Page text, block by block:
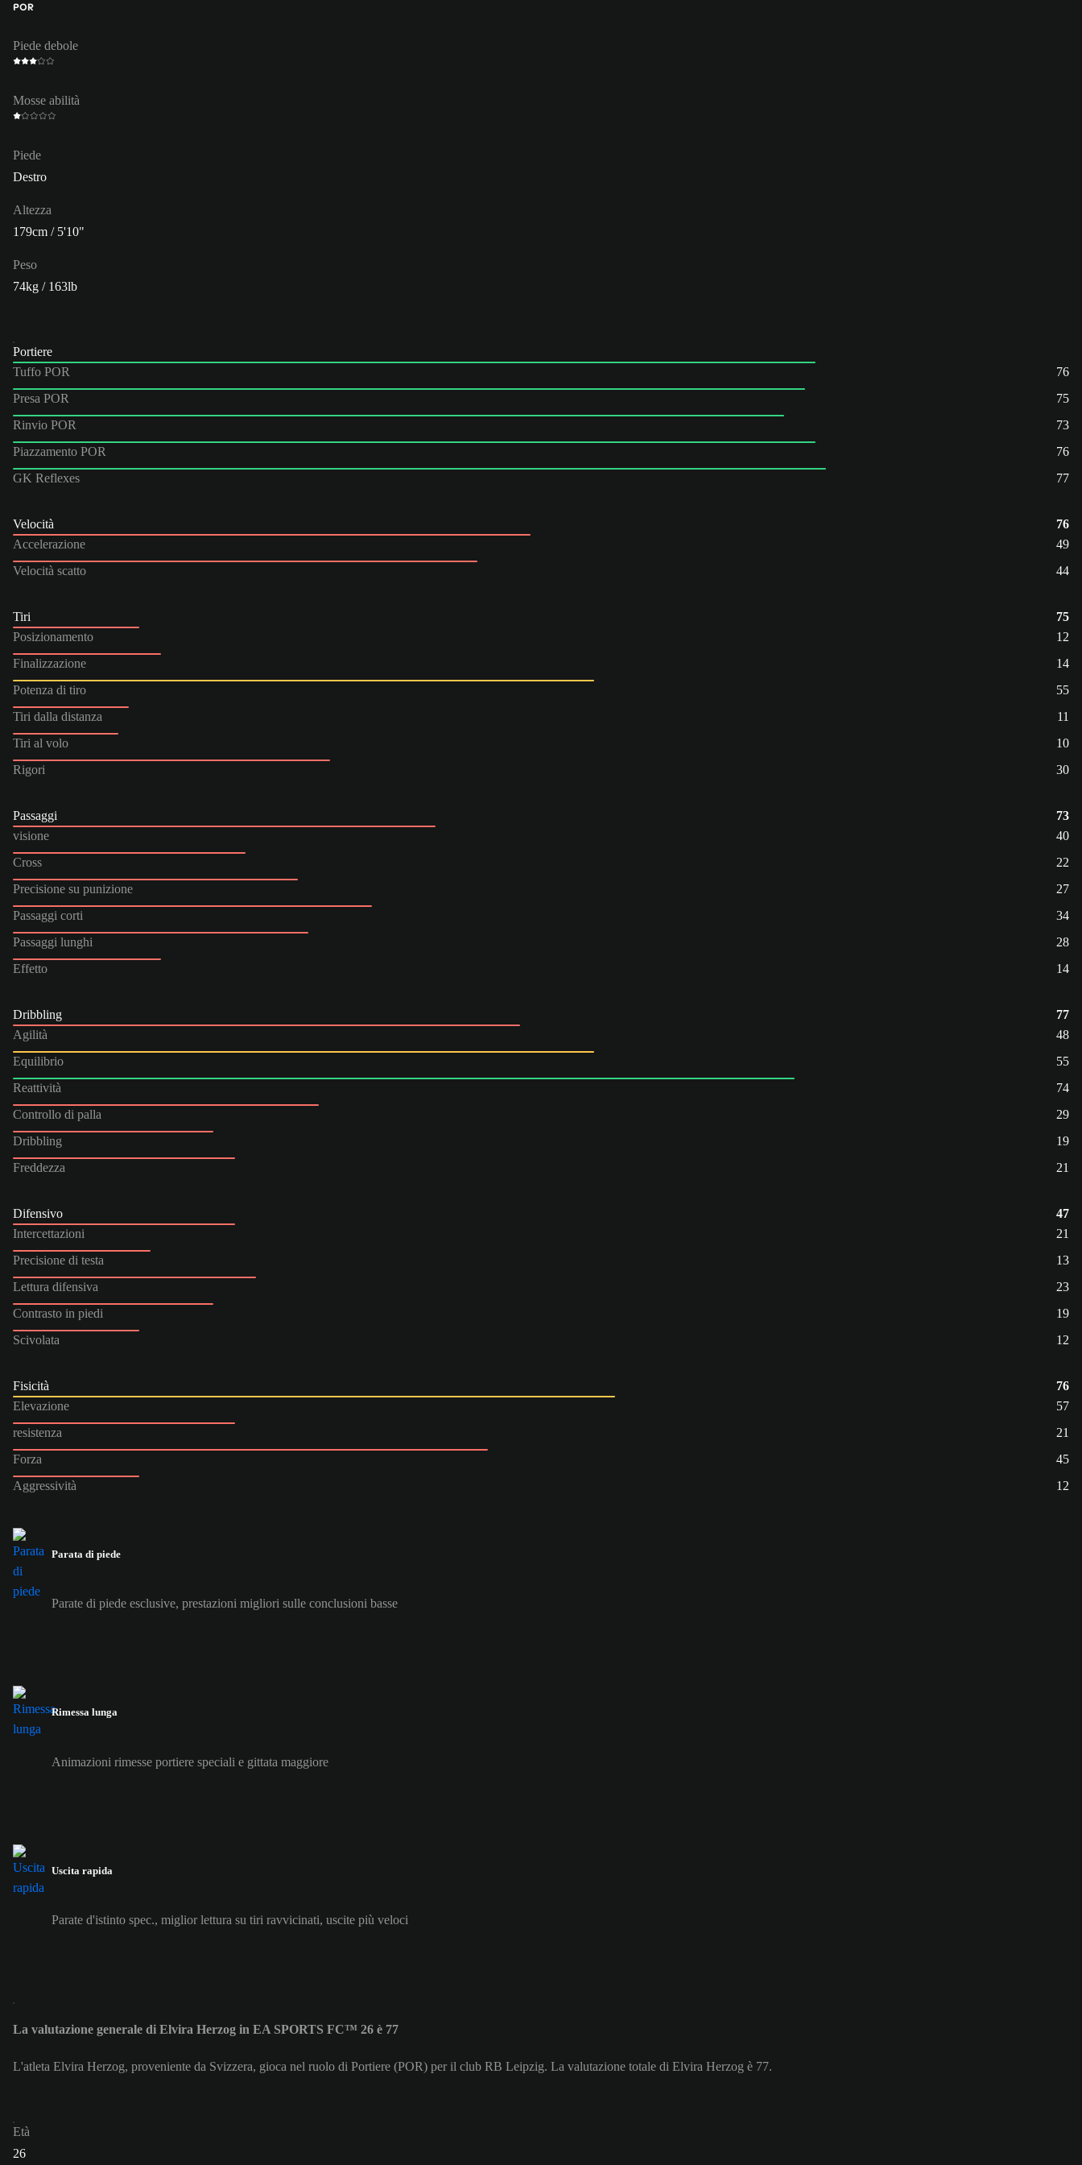
POR
Piede debole
Mosse abilità
Piede
Destro
Altezza
179cm / 5'10"
Peso
74kg / 163lb
Portiere
Tuffo POR
76
Presa POR
75
Rinvio POR
73
Piazzamento POR
76
GK Reflexes
77
Velocità
76
Accelerazione
49
Velocità scatto
44
Tiri
75
Posizionamento
12
Finalizzazione
14
Potenza di tiro
55
Tiri dalla distanza
11
Tiri al volo
10
Rigori
30
Passaggi
73
visione
40
Cross
22
Precisione su punizione
27
Passaggi corti
34
Passaggi lunghi
28
Effetto
14
Dribbling
77
Agilità
48
Equilibrio
55
Reattività
74
Controllo di palla
29
Dribbling
19
Freddezza
21
Difensivo
47
Intercettazioni
21
Precisione di testa
13
Lettura difensiva
23
Contrasto in piedi
19
Scivolata
12
Fisicità
76
Elevazione
57
resistenza
21
Forza
45
Aggressività
12
Parata di piede
Parate di piede esclusive, prestazioni migliori sulle conclusioni basse
Rimessa lunga
Animazioni rimesse portiere speciali e gittata maggiore
Uscita rapida
Parate d'istinto spec., miglior lettura su tiri ravvicinati, uscite più veloci
La valutazione generale di Elvira Herzog in EA SPORTS FC™ 26 è 77
L'atleta Elvira Herzog, proveniente da Svizzera, gioca nel ruolo di Portiere (POR) per il club RB Leipzig. La valutazione totale di Elvira Herzog è 77.
Età
26